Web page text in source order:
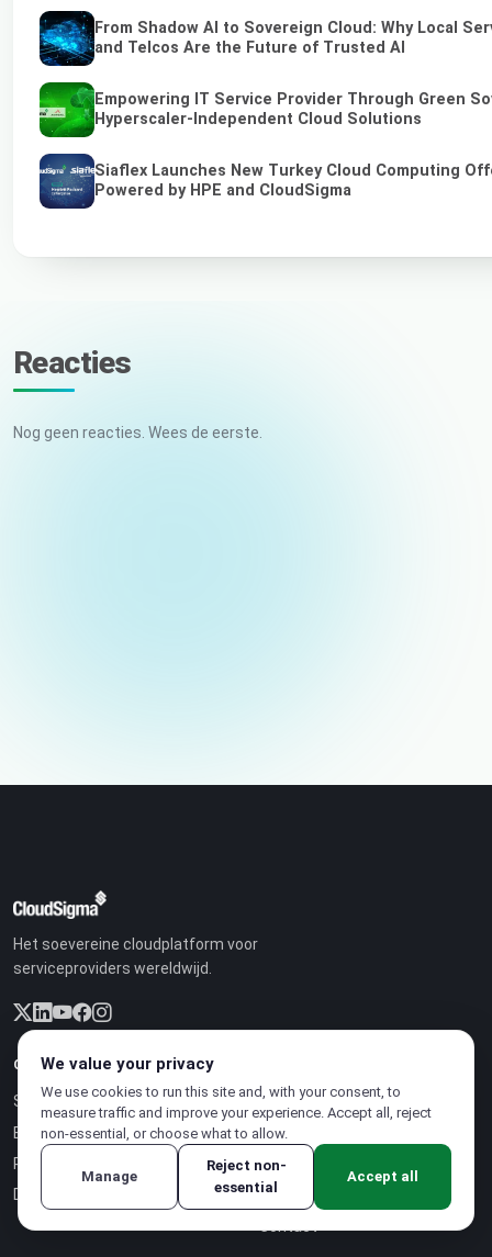
From Shadow AI to Sovereign Cloud: Why Local
and Telcos Are the Future of Trusted AI
Empowering IT Service Provider Through Green
Hyperscaler-Independent Cloud Solutions
Siaflex Launches New Turkey Cloud Computing
Powered by HPE and CloudSigma
Reacties
Nog geen reacties. Wees de eerste.
Het soevereine cloudplatform voor
serviceproviders wereldwijd.
OPLOSSINGEN
Soevereine Cloud
Businessmodel
Prijzen
Duurzaamheid
Partnerprogramma
Vacatures
Over ons
Casestudies
We value your privacy
We use cookies to run this site and, with your consent, to
measure traffic and improve your experience. Accept all, reject
non-essential, or choose what to allow.
Manage
Reject non-
essential
Accept all